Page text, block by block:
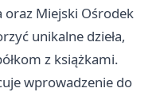
oraz Miejski Ośrodek
unikalne dzieła,
z książkami.
wprowadzenie do